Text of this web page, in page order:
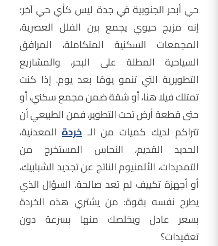
حي أبحر الجنوبية في جدة ليس كأي حي آخر؛
إنه مزيج حيوي يجمع بين الفلل العصرية،
المجمعات السكنية المتكاملة، المرافق
السياحية المطلة على البحر، والمشاريع
التطويرية التي تنمو يومًا بعد يوم. إذا كنت
تمتلك فيلا هنا، أو شقة ضمن مجمع سكني، أو
حتى قطعة أرض تحت التطوير، فمن الطبيعي أن
تتراكم لديك كميات من الـ خردة المعدنية،
الحديد القديم، النحاس المستخرج من
التمديدات، الألمنيوم الناتج عن تجديد الشبابيك،
أو أجهزة تكييف لم تعد صالحة. السؤال الذي
يطرح نفسه بقوة: من يشتري هذه الخردة
بسعر عادل ويخلصك منها بسرعة دون
تعقيدات؟